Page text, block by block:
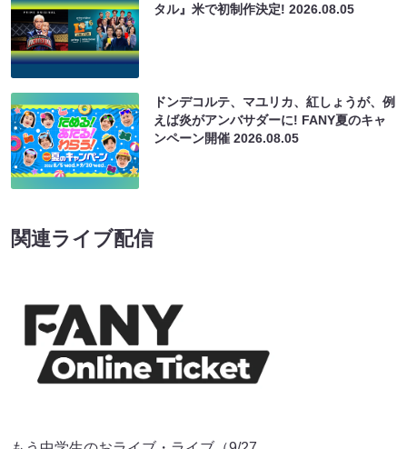
タル』米で初制作決定!2026.08.05
ドンデコルテ、マユリカ、紅しょうが、例
えば炎がアンバサダーに! FANY夏のキャ
ンペーン開催2026.08.05
関連ライブ配信